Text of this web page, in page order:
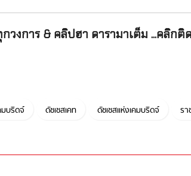
วงการ & คลิปฮา ดารามาเต็ม ...คลิก
มบริดจ์ ดัชเชสเคท ดัชเชสแห่งเคมบริดจ์ ร